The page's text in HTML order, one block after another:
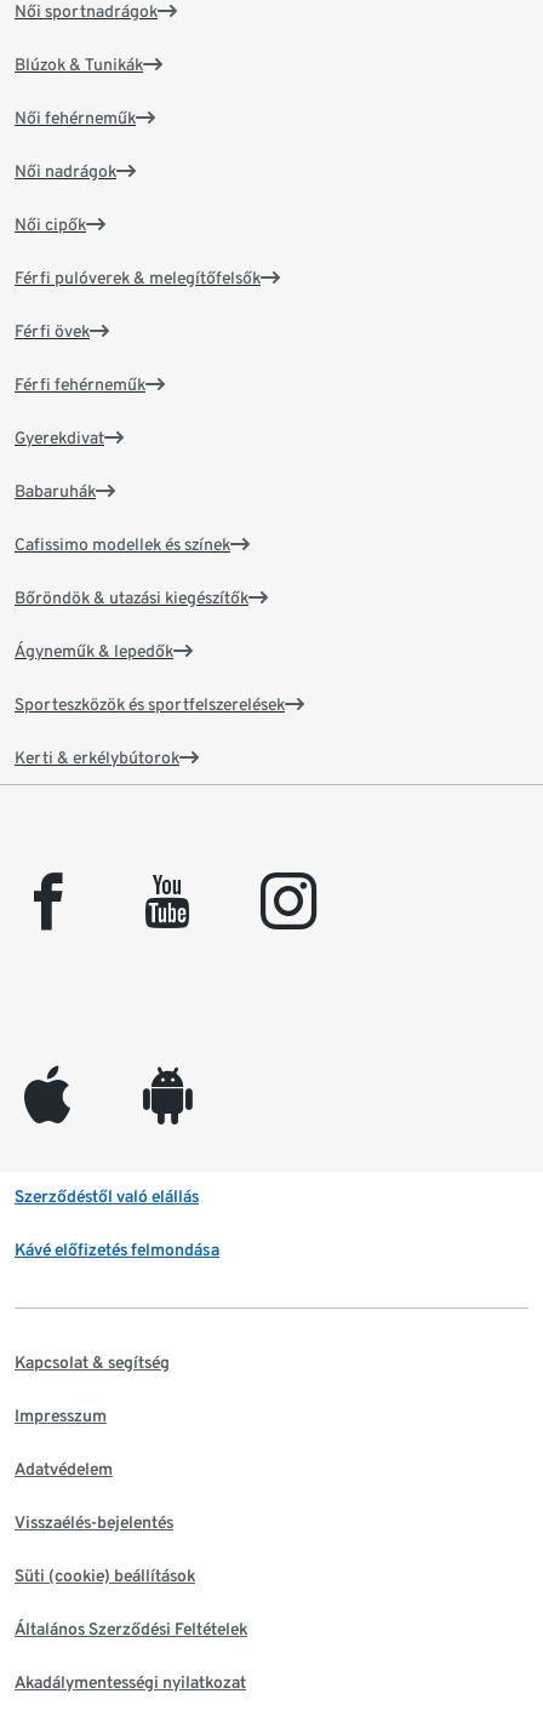
Női sportnadrágok
Blúzok & Tunikák
Női fehérneműk
Női nadrágok
Női cipők
Férfi pulóverek & melegítőfelsők
Férfi övek
Férfi fehérneműk
Gyerekdivat
Babaruhák
Cafissimo modellek és színek
Bőröndök & utazási kiegészítők
Ágyneműk & lepedők
Sporteszközök és sportfelszerelések
Kerti & erkélybútorok
facebook youtube instagram
appleinc android
Szerződéstől való elállás
Kávé előfizetés felmondása
Kapcsolat & segítség
Impresszum
Adatvédelem
Visszaélés-bejelentés
Süti (cookie) beállítások
Általános Szerződési Feltételek
Akadálymentességi nyilatkozat